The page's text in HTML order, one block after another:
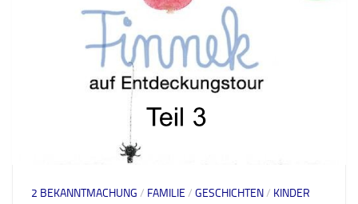
2 BEKANNTMACHUNG / FAMILIE / GESCHICHTEN/ KINDER